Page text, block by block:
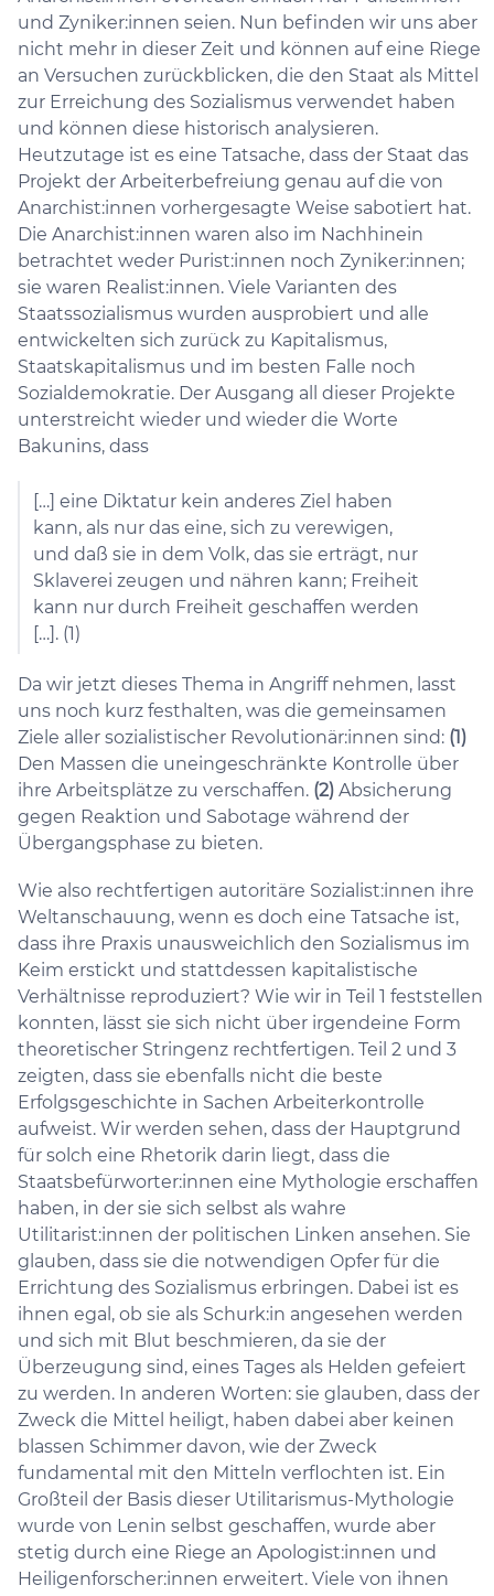
und Zyniker:innen seien. Nun befinden wir uns aber
nicht mehr in dieser Zeit und können auf eine Riege
an Versuchen zurückblicken, die den Staat als Mittel
zur Erreichung des Sozialismus verwendet haben
und können diese historisch analysieren.
Heutzutage ist es eine Tatsache, dass der Staat das
Projekt der Arbeiterbefreiung genau auf die von
Anarchist:innen vorhergesagte Weise sabotiert hat.
Die Anarchist:innen waren also im Nachhinein
betrachtet weder Purist:innen noch Zyniker:innen;
sie waren Realist:innen. Viele Varianten des
Staatssozialismus wurden ausprobiert und alle
entwickelten sich zurück zu Kapitalismus,
Staatskapitalismus und im besten Falle noch
Sozialdemokratie. Der Ausgang all dieser Projekte
unterstreicht wieder und wieder die Worte
Bakunins, dass
[…] eine Diktatur kein anderes Ziel haben
kann, als nur das eine, sich zu verewigen,
und daß sie in dem Volk, das sie erträgt, nur
Sklaverei zeugen und nähren kann; Freiheit
kann nur durch Freiheit geschaffen werden
[…]. (1)
Da wir jetzt dieses Thema in Angriff nehmen, lasst
uns noch kurz festhalten, was die gemeinsamen
Ziele aller sozialistischer Revolutionär:innen sind: (1)
Den Massen die uneingeschränkte Kontrolle über
ihre Arbeitsplätze zu verschaffen. (2) Absicherung
gegen Reaktion und Sabotage während der
Übergangsphase zu bieten.
Wie also rechtfertigen autoritäre Sozialist:innen ihre
Weltanschauung, wenn es doch eine Tatsache ist,
dass ihre Praxis unausweichlich den Sozialismus im
Keim erstickt und stattdessen kapitalistische
Verhältnisse reproduziert? Wie wir in Teil 1 feststellen
konnten, lässt sie sich nicht über irgendeine Form
theoretischer Stringenz rechtfertigen. Teil 2 und 3
zeigten, dass sie ebenfalls nicht die beste
Erfolgsgeschichte in Sachen Arbeiterkontrolle
aufweist. Wir werden sehen, dass der Hauptgrund
für solch eine Rhetorik darin liegt, dass die
Staatsbefürworter:innen eine Mythologie erschaffen
haben, in der sie sich selbst als wahre
Utilitarist:innen der politischen Linken ansehen. Sie
glauben, dass sie die notwendigen Opfer für die
Errichtung des Sozialismus erbringen. Dabei ist es
ihnen egal, ob sie als Schurk:in angesehen werden
und sich mit Blut beschmieren, da sie der
Überzeugung sind, eines Tages als Helden gefeiert
zu werden. In anderen Worten: sie glauben, dass der
Zweck die Mittel heiligt, haben dabei aber keinen
blassen Schimmer davon, wie der Zweck
fundamental mit den Mitteln verflochten ist. Ein
Großteil der Basis dieser Utilitarismus-Mythologie
wurde von Lenin selbst geschaffen, wurde aber
stetig durch eine Riege an Apologist:innen und
Heiligenforscher:innen erweitert. Viele von ihnen